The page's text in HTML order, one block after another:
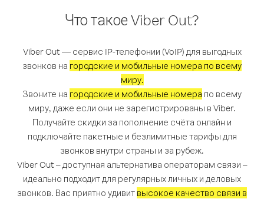
Что такое Viber Out?
Viber Out — сервис IP-телефонии (VoIP) для выгодных
звонков на городские и мобильные номера по всему
миру.
Звоните на городские и мобильные номера по всему
миру, даже если они не зарегистрированы в Viber.
Получайте скидки за пополнение счёта онлайн и
подключайте пакетные и безлимитные тарифы для
звонков внутри страны и за рубеж.
Viber Out – доступная альтернатива операторам связи –
идеально подходит для регулярных личных и деловых
звонков. Вас приятно удивит высокое качество связи в